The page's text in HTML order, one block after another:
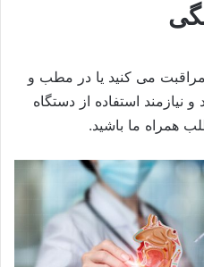
مراقبت می کنید یا در مطب و
نیازمند استفاده از دستگاه
همراه ما باشید.